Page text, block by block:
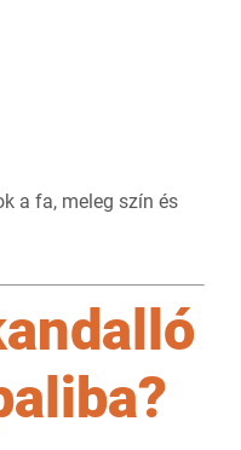
a fa, meleg szín és